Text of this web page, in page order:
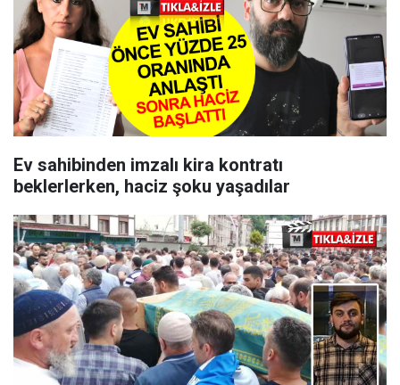
Ev sahibinden imzalı kira kontratı
beklerlerken, haciz şoku yaşadılar